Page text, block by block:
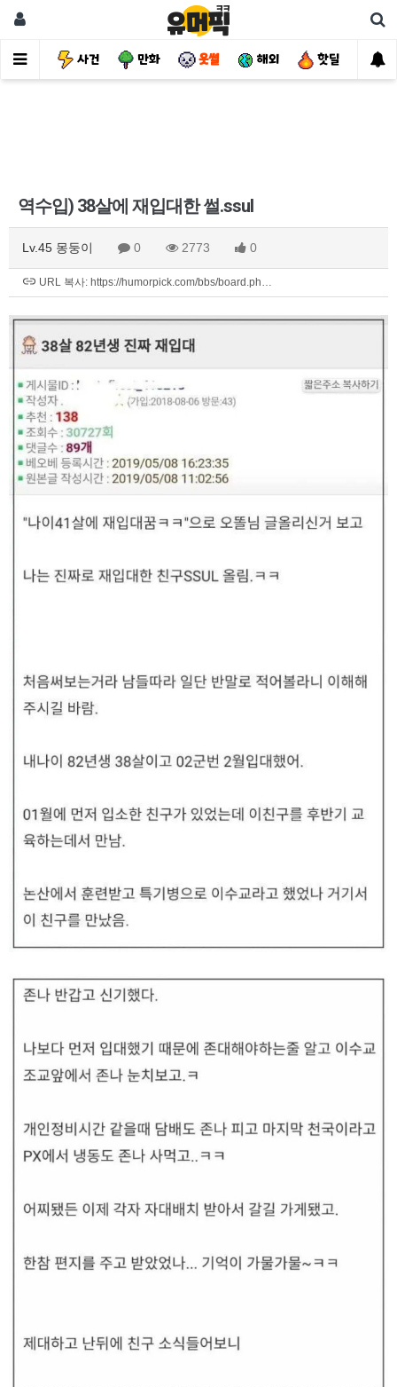
유머 사건 만화 웃썰 해외 핫딜 자
역수입) 38살에 재입대한 썰.ssul
Lv.45 몽둥이 0 2773 0
URL 복사: https://humorpick.com/bbs/board.ph…